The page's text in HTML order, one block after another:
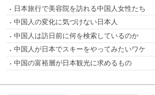
日本旅行で美容院を訪れる中国人女性たち
中国人の変化に気づけない日本人
中国人は訪日前に何を検索しているのか
中国人が日本でスキーをやってみたいワケ
中国の富裕層が日本観光に求めるもの